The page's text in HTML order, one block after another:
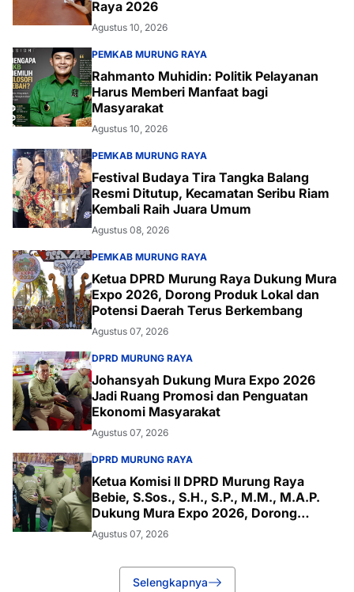
Raya 2026
Agustus 10, 2026
PEMKAB MURUNG RAYA
Rahmanto Muhidin: Politik Pelayanan
Harus Memberi Manfaat bagi
Masyarakat
Agustus 10, 2026
PEMKAB MURUNG RAYA
Festival Budaya Tira Tangka Balang
Resmi Ditutup, Kecamatan Seribu Riam
Kembali Raih Juara Umum
Agustus 08, 2026
PEMKAB MURUNG RAYA
Ketua DPRD Murung Raya Dukung Mura
Expo 2026, Dorong Produk Lokal dan
Potensi Daerah Terus Berkembang
Agustus 07, 2026
DPRD MURUNG RAYA
Johansyah Dukung Mura Expo 2026
Jadi Ruang Promosi dan Penguatan
Ekonomi Masyarakat
Agustus 07, 2026
DPRD MURUNG RAYA
Ketua Komisi II DPRD Murung Raya
Bebie, S.Sos., S.H., S.P., M.M., M.A.P.
Dukung Mura Expo 2026, Dorong
Produk Lokal Naik Kelas
Agustus 07, 2026
Selengkapnya